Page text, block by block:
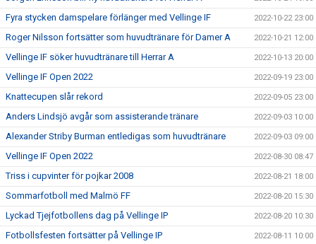
Fyra stycken damspelare förlänger med Vellinge IF 2022-10-22 23:00
Roger Nilsson fortsätter som huvudtränare för Damer A 2022-10-21 12:00
Vellinge IF söker huvudtränare till Herrar A 2022-10-13 20:00
Vellinge IF Open 2022 2022-09-19 23:00
Knattecupen slår rekord 2022-09-05 23:00
Anders Lindsjö avgår som assisterande tränare 2022-09-03 10:00
Alexander Striby Burman entledigas som huvudtränare 2022-09-03 09:00
Vellinge IF Open 2022 2022-08-30 08:47
Triss i cupvinter för pojkar 2008 2022-08-21 18:00
Sommarfotboll med Malmö FF 2022-08-20 15:30
Lyckad Tjejfotbollens dag på Vellinge IP 2022-08-20 10:30
Fotbollsfesten fortsätter på Vellinge IP 2022-08-11 10:00